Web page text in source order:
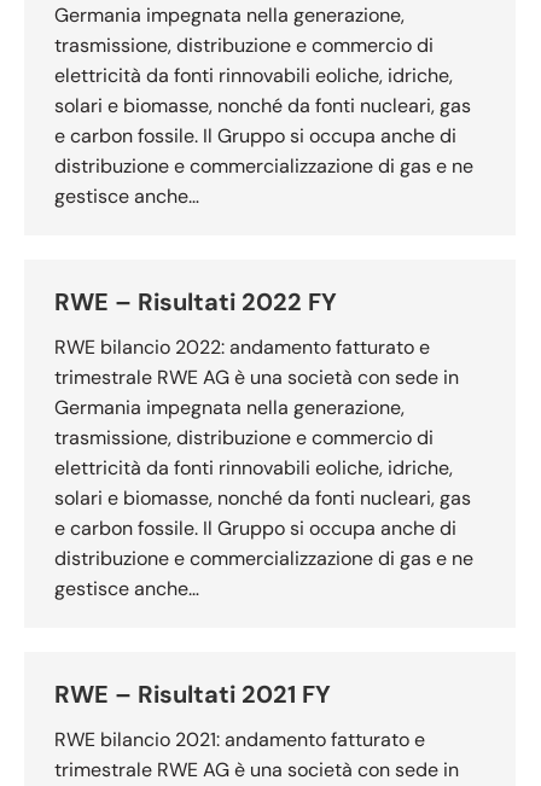
Germania impegnata nella generazione,
trasmissione, distribuzione e commercio di
elettricità da fonti rinnovabili eoliche, idriche,
solari e biomasse, nonché da fonti nucleari, gas
e carbon fossile. Il Gruppo si occupa anche di
distribuzione e commercializzazione di gas e ne
gestisce anche…
RWE – Risultati 2022 FY
RWE bilancio 2022: andamento fatturato e
trimestrale RWE AG è una società con sede in
Germania impegnata nella generazione,
trasmissione, distribuzione e commercio di
elettricità da fonti rinnovabili eoliche, idriche,
solari e biomasse, nonché da fonti nucleari, gas
e carbon fossile. Il Gruppo si occupa anche di
distribuzione e commercializzazione di gas e ne
gestisce anche…
RWE – Risultati 2021 FY
RWE bilancio 2021: andamento fatturato e
trimestrale RWE AG è una società con sede in